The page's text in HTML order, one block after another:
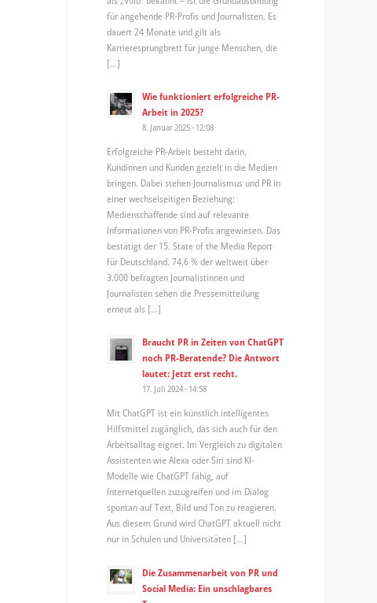
für angehende PR-Profis und Journalisten. Es
dauert 24 Monate und gilt als
Karrieresprungbrett für junge Menschen, die
[…]
Wie funktioniert erfolgreiche PR-
Arbeit in 2025?
8. Januar 2025 - 12:08
Erfolgreiche PR-Arbeit besteht darin,
Kundinnen und Kunden gezielt in die Medien
bringen. Dabei stehen Journalismus und PR in
einer wechselseitigen Beziehung:
Medienschaffende sind auf relevante
Informationen von PR-Profis angewiesen. Das
bestätigt der 15. State of the Media Report
für Deutschland. 74,6 % der weltweit über
3.000 befragten Journalistinnen und
Journalisten sehen die Pressemitteilung
erneut als […]
Braucht PR in Zeiten von ChatGPT
noch PR-Beratende? Die Antwort
lautet: Jetzt erst recht.
17. Juli 2024 - 14:58
Mit ChatGPT ist ein künstlich intelligentes
Hilfsmittel zugänglich, das sich auch für den
Arbeitsalltag eignet. Im Vergleich zu digitalen
Assistenten wie Alexa oder Siri sind KI-
Modelle wie ChatGPT fähig, auf
Internetquellen zuzugreifen und im Dialog
spontan auf Text, Bild und Ton zu reagieren.
Aus diesem Grund wird ChatGPT aktuell nicht
nur in Schulen und Universitäten […]
Die Zusammenarbeit von PR und
Social Media: Ein unschlagbares